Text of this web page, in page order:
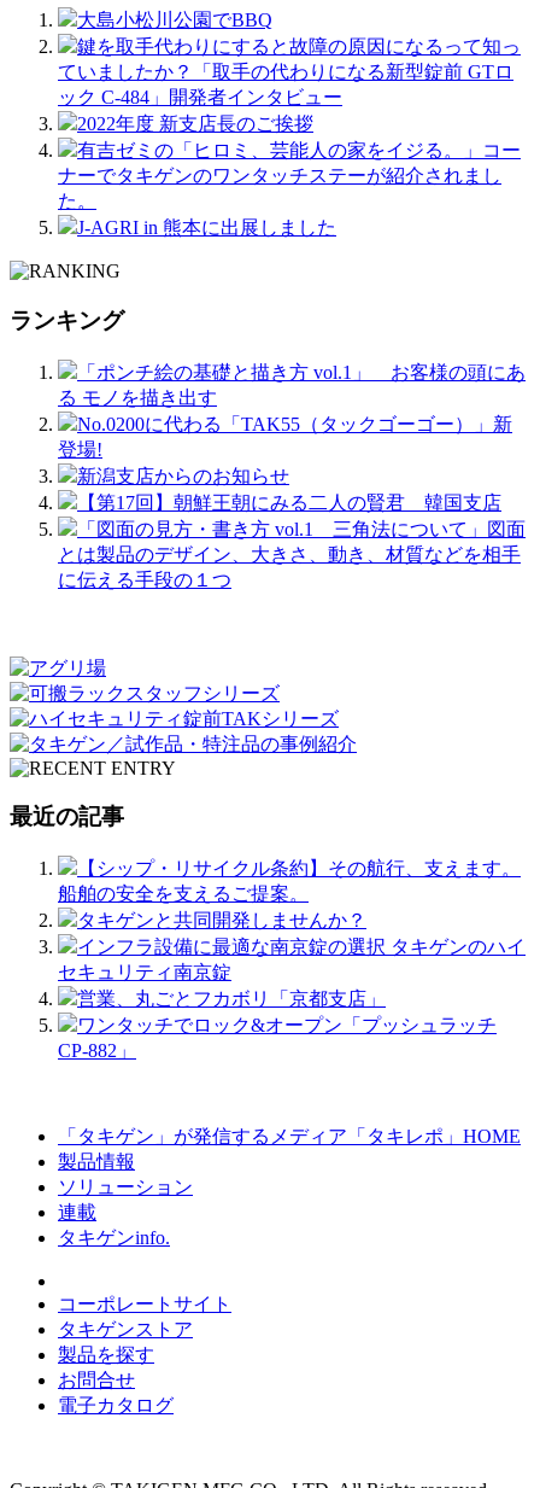
大島小松川公園でBBQ
鍵を取手代わりにすると故障の原因になるって知っ
ていましたか？「取手の代わりになる新型錠前 GTロ
ック C-484」開発者インタビュー
2022年度 新支店長のご挨拶
有吉ゼミの「ヒロミ、芸能人の家をイジる。」コー
ナーでタキゲンのワンタッチステーが紹介されまし
た。
J-AGRI in 熊本に出展しました
ランキング
「ポンチ絵の基礎と描き方 vol.1」 お客様の頭にあ
る モノを描き出す
No.0200に代わる「TAK55（タックゴーゴー）」新
登場!
新潟支店からのお知らせ
【第17回】朝鮮王朝にみる二人の賢君 韓国支店
「図面の見方・書き方 vol.1 三角法について」図面
とは製品のデザイン、大きさ、動き、材質などを相手
に伝える手段の１つ
最近の記事
【シップ・リサイクル条約】その航行、支えます。
船舶の安全を支えるご提案。
タキゲンと共同開発しませんか？
インフラ設備に最適な南京錠の選択 タキゲンのハイ
セキュリティ南京錠
営業、丸ごとフカボリ「京都支店」
ワンタッチでロック&オープン「プッシュラッチ
CP-882」
「タキゲン」が発信するメディア「タキレポ」HOME
製品情報
ソリューション
連載
タキゲンinfo.
コーポレートサイト
タキゲンストア
製品を探す
お問合せ
電子カタログ